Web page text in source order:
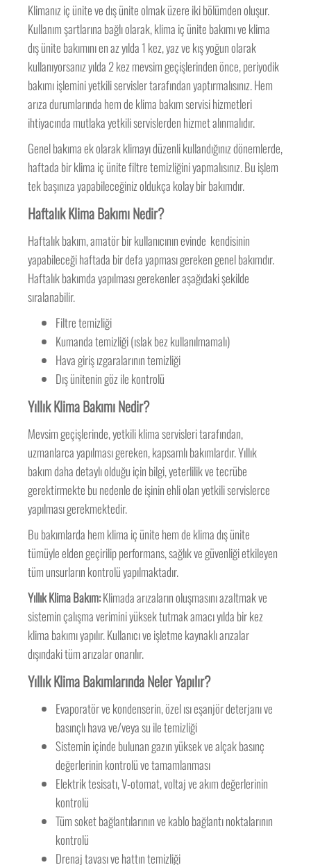
Klimanız iç ünite ve dış ünite olmak üzere iki bölümden oluşur.
Kullanım şartlarına bağlı olarak, klima iç ünite bakımı ve klima
dış ünite bakımını en az yılda 1 kez, yaz ve kış yoğun olarak
kullanıyorsanız yılda 2 kez mevsim geçişlerinden önce, periyodik
bakımı işlemini yetkili servisler tarafından yaptırmalısınız. Hem
arıza durumlarında hem de klima bakım servisi hizmetleri
ihtiyacında mutlaka yetkili servislerden hizmet alınmalıdır.
Genel bakıma ek olarak klimayı düzenli kullandığınız dönemlerde,
haftada bir klima iç ünite filtre temizliğini yapmalısınız. Bu işlem
tek başınıza yapabileceğiniz oldukça kolay bir bakımdır.
Haftalık Klima Bakımı Nedir?
Haftalık bakım, amatör bir kullanıcının evinde kendisinin
yapabileceği haftada bir defa yapması gereken genel bakımdır.
Haftalık bakımda yapılması gerekenler aşağıdaki şekilde
sıralanabilir.
Filtre temizliği
Kumanda temizliği (ıslak bez kullanılmamalı)
Hava giriş ızgaralarının temizliği
Dış ünitenin göz ile kontrolü
Yıllık Klima Bakımı Nedir?
Mevsim geçişlerinde, yetkili klima servisleri tarafından,
uzmanlarca yapılması gereken, kapsamlı bakımlardır. Yıllık
bakım daha detaylı olduğu için bilgi, yeterlilik ve tecrübe
gerektirmekte bu nedenle de işinin ehli olan yetkili servislerce
yapılması gerekmektedir.
Bu bakımlarda hem klima iç ünite hem de klima dış ünite
tümüyle elden geçirilip performans, sağlık ve güvenliği etkileyen
tüm unsurların kontrolü yapılmaktadır.
Yıllık Klima Bakım:Klimada arızaların oluşmasını azaltmak ve
sistemin çalışma verimini yüksek tutmak amacı yılda bir kez
klima bakımı yapılır. Kullanıcı ve işletme kaynaklı arızalar
dışındaki tüm arızalar onarılır.
Yıllık Klima Bakımlarında Neler Yapılır?
Evaporatör ve kondenserin, özel ısı eşanjör deterjanı ve
basınçlı hava ve/veya su ile temizliği
Sistemin içinde bulunan gazın yüksek ve alçak basınç
değerlerinin kontrolü ve tamamlanması
Elektrik tesisatı, V-otomat, voltaj ve akım değerlerinin
kontrolü
Tüm soket bağlantılarının ve kablo bağlantı noktalarının
kontrolü
Drenaj tavası ve hattın temizliği